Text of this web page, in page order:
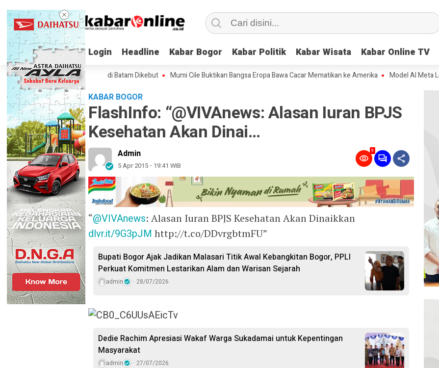
Login Headline Kabar Bogor Kabar Politik Kabar Wisata Kabar Online TV
Login Headline Kabar Bogor Kabar Politik Kabar Wisata Kabar Online TV
Pabrik AI 170.000 GPU di Batam Dikebut Mumi Cile Buktikan Bangsa Eropa Bawa Cacar Mematikan ke Amerika Model AI Meta Lepas
KABAR BOGOR
FlashInfo: “@VIVAnews: Alasan Iuran BPJS
Kesehatan Akan Dinai…
Admin
5 Apr 2015 - 19:41 WIB
9
“@VIVAnews: Alasan Iuran BPJS Kesehatan Akan Dinaikkan
dlvr.it/9G3pJM http://t.co/DDvrgbtmFU”
Bupati Bogor Ajak Jadikan Malasari Titik Awal Kebangkitan Bogor, PPLI
Perkuat Komitmen Lestarikan Alam dan Warisan Sejarah
admin 28/07/2026
Dedie Rachim Apresiasi Wakaf Warga Sukadamai untuk Kepentingan
Masyarakat
admin 27/07/2026